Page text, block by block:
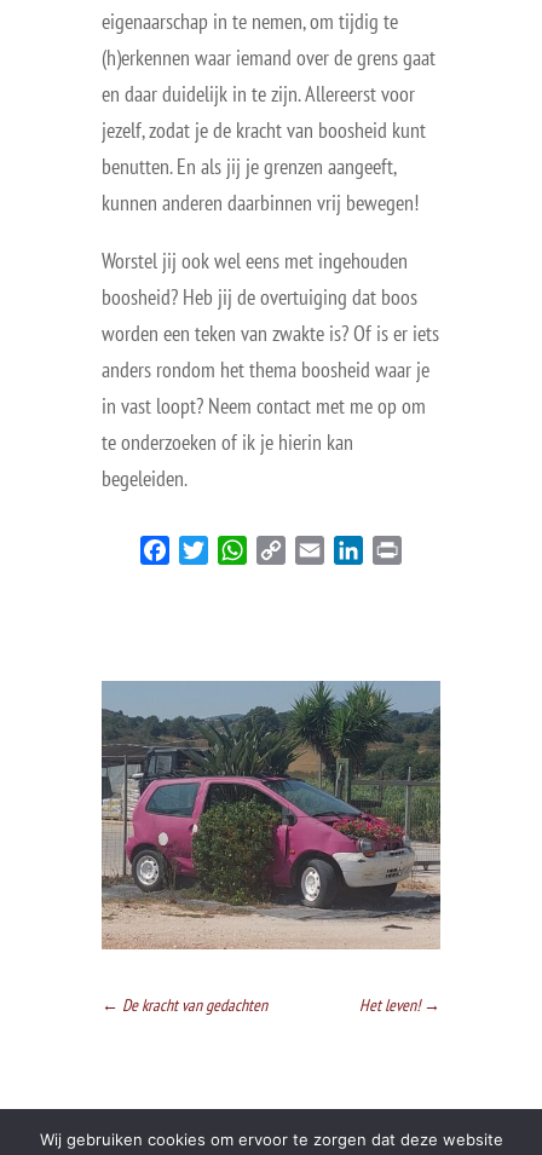
eigenaarschap in te nemen, om tijdig te
(h)erkennen waar iemand over de grens gaat
en daar duidelijk in te zijn. Allereerst voor
jezelf, zodat je de kracht van boosheid kunt
benutten. En als jij je grenzen aangeeft,
kunnen anderen daarbinnen vrij bewegen!
Worstel jij ook wel eens met ingehouden
boosheid? Heb jij de overtuiging dat boos
worden een teken van zwakte is? Of is er iets
anders rondom het thema boosheid waar je
in vast loopt? Neem contact met me op om
te onderzoeken of ik je hierin kan
begeleiden.
FacebookTwitter WhatsApp
Copy
Email LinkedIn
← De kracht van gedachten Het leven!→
Wij gebruiken cookies om ervoor te zorgen dat deze website